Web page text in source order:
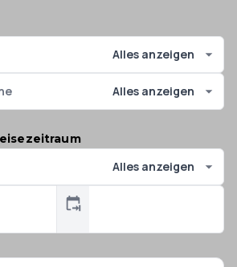
Alles anzeigen
Alles anzeigen
Alles anzeigen